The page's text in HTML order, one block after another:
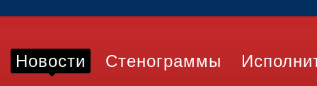
Новости Стенограммы